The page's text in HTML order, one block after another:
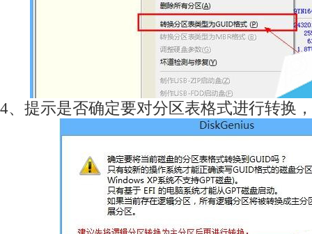
4、提示是否确定要对分区表格式进行转换